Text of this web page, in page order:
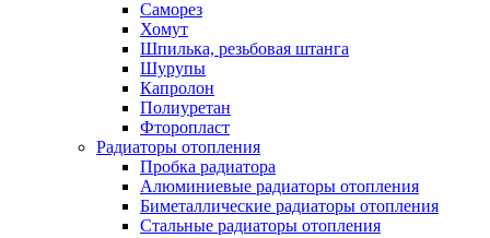
Саморез
Хомут
Шпилька, резьбовая штанга
Шурупы
Капролон
Полиуретан
Фторопласт
Радиаторы отопления
Пробка радиатора
Алюминиевые радиаторы отопления
Биметаллические радиаторы отопления
Стальные радиаторы отопления